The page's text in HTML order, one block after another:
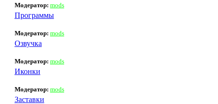
Модератор: mods
Программы
Модератор: mods
Озвучка
Модератор: mods
Иконки
Модератор: mods
Заставки